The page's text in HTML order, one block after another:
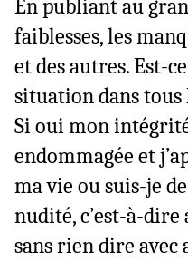
En publiant au
faiblesses, les
et des autres. Est-
situation dans tous
Si oui mon
endommagée et
ma vie ou suis-je
nudité, c’est-à-
sans rien dire avec